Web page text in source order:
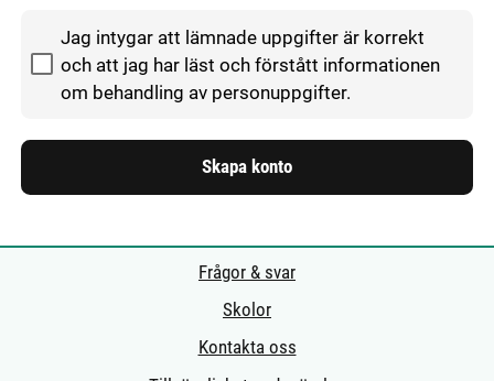
Godkänn hantering av personuppgifter
Jag intygar att lämnade uppgifter är korrekt
och att jag har läst och förstått informationen
om behandling av personuppgifter.
Skapa konto
Frågor & svar
Skolor
Kontakta oss